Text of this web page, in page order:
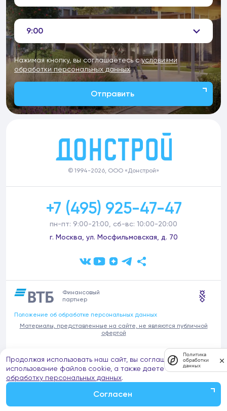
9:00
Нажимая кнопку, вы соглашаетесь сусловиями
обработки персональных данных
Отправить
© 1994-2026, ООО «Донстрой»
+7 (495) 925-47-47
пн-пт: 9:00-21:00, сб-вс: 10:00-20:00
г. Москва, ул. Мосфильмовская, д. 70
Финансовый
партнер
Положение об обработке персональных данных
Материалы, представленные на сайте, не являются публичной
офертой
В связи с участившимися случаями предложений частных услуг от
имени компании Донстрой (проведения ремонтов, продажи
отделочных материалов и т.п.), обращаем внимание на то, что
компания Донстрой не оказывает таких услуг, не имеет
представительств такого профиля и не обращается к частным
Продолжая использовать наш сайт, вы соглашаетесь на
использование файлов cookie, а также даете согласие на
обработку персональных данных.
Согласен
Политика
обработки
данных